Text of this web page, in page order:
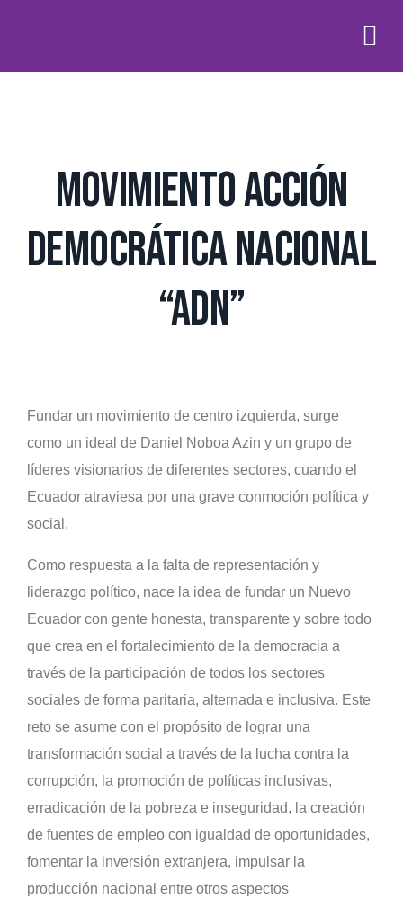
Movimiento Acción
Democrática Nacional
“ADN”
Fundar un movimiento de centro izquierda, surge
como un ideal de Daniel Noboa Azin y un grupo de
líderes visionarios de diferentes sectores, cuando el
Ecuador atraviesa por una grave conmoción política y
social.
Como respuesta a la falta de representación y
liderazgo político, nace la idea de fundar un Nuevo
Ecuador con gente honesta, transparente y sobre todo
que crea en el fortalecimiento de la democracia a
través de la participación de todos los sectores
sociales de forma paritaria, alternada e inclusiva. Este
reto se asume con el propósito de lograr una
transformación social a través de la lucha contra la
corrupción, la promoción de políticas inclusivas,
erradicación de la pobreza e inseguridad, la creación
de fuentes de empleo con igualdad de oportunidades,
fomentar la inversión extranjera, impulsar la
producción nacional entre otros aspectos